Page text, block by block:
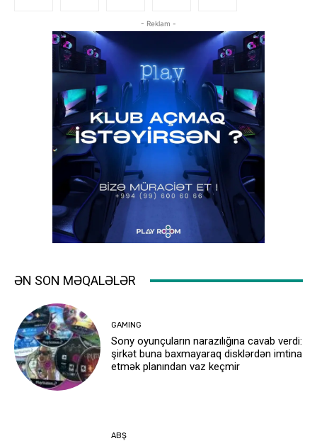
- Reklam -
ƏN SON MƏQALƏLƏR
GAMING
Sony oyunçuların narazılığına cavab verdi:
şirkət buna baxmayaraq disklərdən imtina
etmək planından vaz keçmir
ABŞ